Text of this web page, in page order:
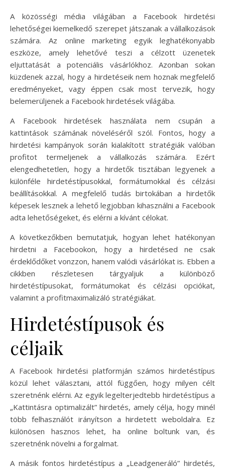
A közösségi média világában a Facebook hirdetési
lehetőségei kiemelkedő szerepet játszanak a vállalkozások
számára. Az online marketing egyik leghatékonyabb
eszköze, amely lehetővé teszi a célzott üzenetek
eljuttatását a potenciális vásárlókhoz. Azonban sokan
küzdenek azzal, hogy a hirdetéseik nem hoznak megfelelő
eredményeket, vagy éppen csak most tervezik, hogy
belemerüljenek a Facebook hirdetések világába.
A Facebook hirdetések használata nem csupán a
kattintások számának növeléséről szól. Fontos, hogy a
hirdetési kampányok során kialakított stratégiák valóban
profitot termeljenek a vállalkozás számára. Ezért
elengedhetetlen, hogy a hirdetők tisztában legyenek a
különféle hirdetéstípusokkal, formátumokkal és célzási
beállításokkal. A megfelelő tudás birtokában a hirdetők
képesek lesznek a lehető legjobban kihasználni a Facebook
adta lehetőségeket, és elérni a kívánt célokat.
A következőkben bemutatjuk, hogyan lehet hatékonyan
hirdetni a Facebookon, hogy a hirdetésed ne csak
érdeklődőket vonzzon, hanem valódi vásárlókat is. Ebben a
cikkben részletesen tárgyaljuk a különböző
hirdetéstípusokat, formátumokat és célzási opciókat,
valamint a profitmaximalizáló stratégiákat.
Hirdetéstípusok és
céljaik
A Facebook hirdetési platformján számos hirdetéstípus
közül lehet választani, attól függően, hogy milyen célt
szeretnénk elérni. Az egyik legelterjedtebb hirdetéstípus a
„Kattintásra optimalizált” hirdetés, amely célja, hogy minél
több felhasználót irányítson a hirdetett weboldalra. Ez
különösen hasznos lehet, ha online boltunk van, és
szeretnénk növelni a forgalmat.
A másik fontos hirdetéstípus a „Leadgeneráló” hirdetés,